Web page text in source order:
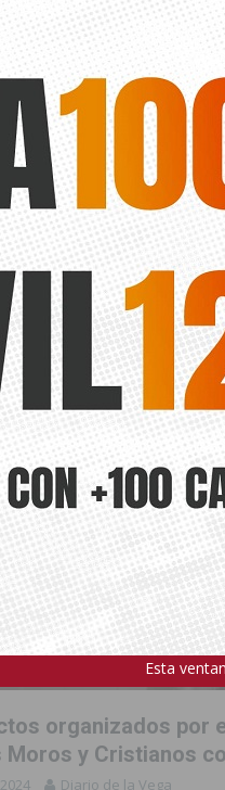
pide al Pleno que
Diario de la Vega
de la Ordenanza fue
que «no se ha hecho nada»
organizados por
Moros y Cristianos
Diario de la Vega
Esta